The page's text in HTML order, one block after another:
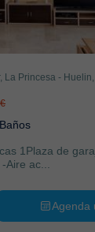
La Princesa -
de
habitabilidad -Ascensor -Aire ac...
Agenda